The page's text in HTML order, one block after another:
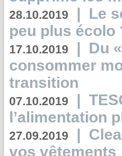
28.10.2019 | Le
peu plus écolo
17.10.2019 | Du
consommer
transition
07.10.2019 |
l’alimentation
27.09.2019 |
vos vêtements